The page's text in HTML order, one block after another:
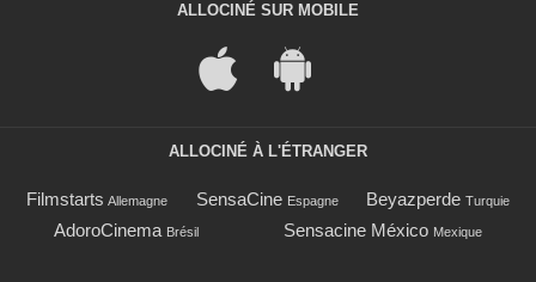
ALLOCINÉ SUR MOBILE
ALLOCINÉ À L'ÉTRANGER
Filmstarts Allemagne SensaCine Espagne Beyazperde Turquie
AdoroCinema Brésil Sensacine México Mexique